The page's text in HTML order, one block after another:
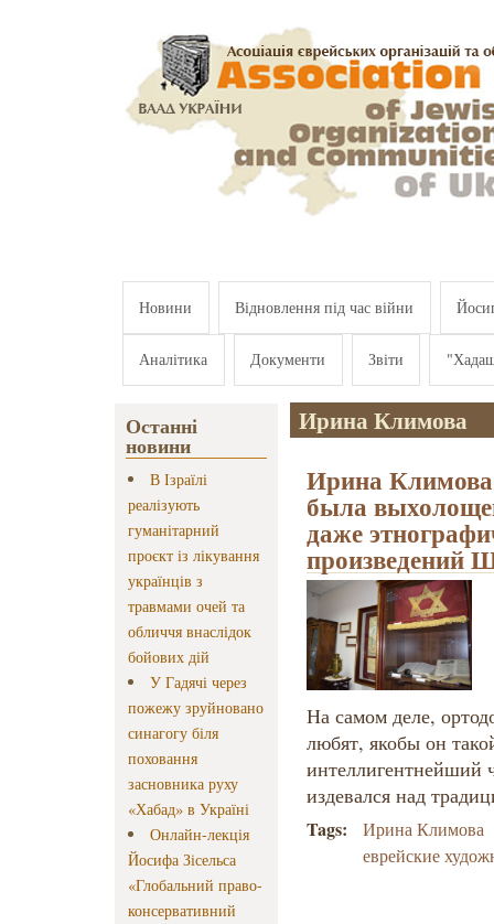
Новини Відновлення під час війни
Аналітика Документи Звіти
Останні
новини
В Ізраїлі
реалізують
гуманітарний
проєкт із лікування
українців з
травмами очей та
обличчя внаслідок
бойових дій
У Гадячі через
пожежу зруйновано
синагогу біля
поховання
засновника руху
«Хабад» в Україні
Онлайн-лекція
Йосифа Зісельса
«Глобальний право-
консервативний
Ирина Климова
Ирина
была
даже
произведений
На самом деле,
любят, якобы он
интеллигентнейший
издевался над
Tags:
Ирина Климова
еврейские